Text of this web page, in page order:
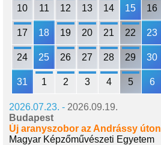
10 11 12 13 14 15 16
17 18 19 20 21 22 23
24 25 26 27 28 29 30
31 1 2 3 4 5 6
2026.07.23. - 2026.09.19.
Budapest
Új aranyszobor az Andrássy úton
Magyar Képzőművészeti Egyetem